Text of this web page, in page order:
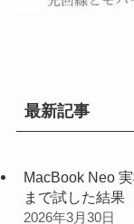
最新記事
MacBook Neo
まで試した結果
2026年3月30日